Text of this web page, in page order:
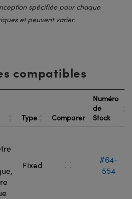
spécifiée pour chaque
et peuvent varier.
compatibles
Type Comparer
Numéro
de
Stock
Fixed
#64-
554